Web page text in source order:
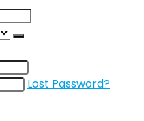
Lost Password?